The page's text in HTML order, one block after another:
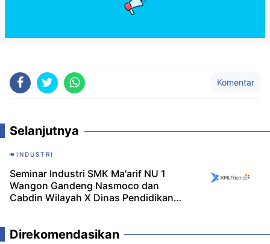
Komentar
Selanjutnya
INDUSTRI
Seminar Industri SMK Ma'arif NU 1
Wangon Gandeng Nasmoco dan
Cabdin Wilayah X Dinas Pendidikan
Direkomendasikan